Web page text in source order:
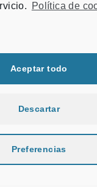
Política de
Aceptar todo
Descartar
Preferencias